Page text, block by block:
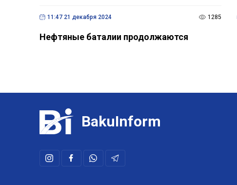
11:47 21 декабря 2024 1285
Нефтяные баталии продолжаются
BakuInform